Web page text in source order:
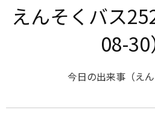
えんそくバス
08-30
今日の出来事（えん